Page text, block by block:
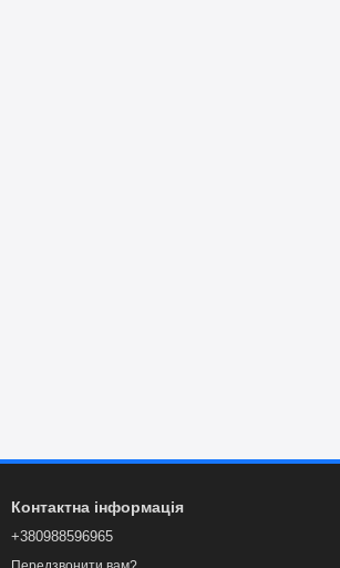
Контактна інформація
+380988596965